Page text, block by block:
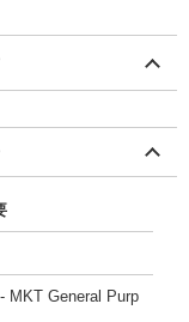
MKT General Purp